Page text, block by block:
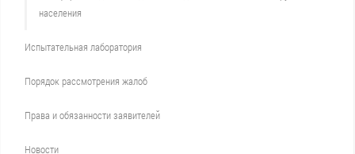
населения
Испытательная лаборатория
Порядок рассмотрения жалоб
Права и обязанности заявителей
Новости